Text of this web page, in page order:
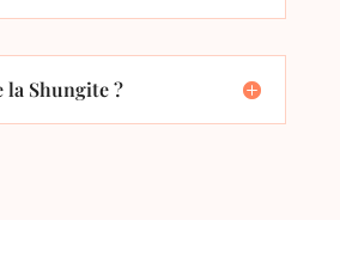
la Shungite ?